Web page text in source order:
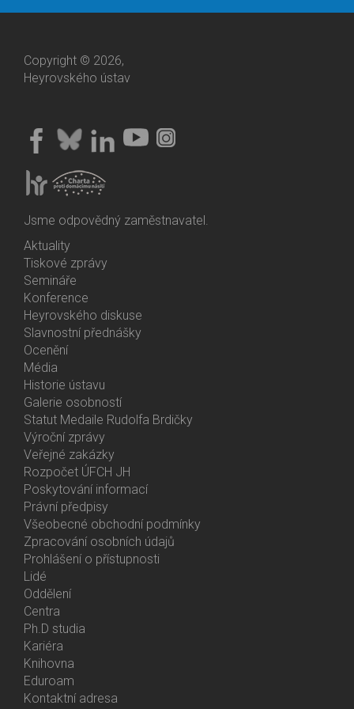
Copyright © 2026,
Heyrovského ústav
Jsme odpovědný zaměstnavatel.
Bottom
Menu
Activities
Aktuality
Tiskové zprávy
Semináře
Konference
Heyrovského diskuse
Slavnostní přednášky
Ocenění
Média
Historie ústavu
Galerie osobností
Statut Medaile Rudolfa Brdičky
Bottom
Menu
About
Us
Výroční zprávy
Veřejné zakázky
Rozpočet ÚFCH JH
Poskytování informací
Právní předpisy
Všeobecné obchodní podmínky
Zpracování osobních údajů
Prohlášení o přístupnosti
Bottom
Menu
Contacts
Lidé
Oddělení
Centra
Ph.D studia
Kariéra
Knihovna
Eduroam
Kontaktní adresa